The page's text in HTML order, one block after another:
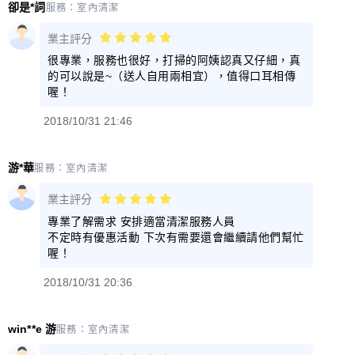
卻是*詞 服務： 室內清潔
業主評分
很專業，服務也很好，打掃的阿姨認真又仔細，真
的可以說是~（送人自用兩相宜），值得口耳相傳
喔！
2018/10/31 21:46
游*華服務： 室內清潔
業主評分
專業了解需求 安排適當清潔服務人員
不定時有優惠活動 下次有需要還會繼續請他們幫忙
喔！
2018/10/31 20:36
win**e 游服務： 室內清潔